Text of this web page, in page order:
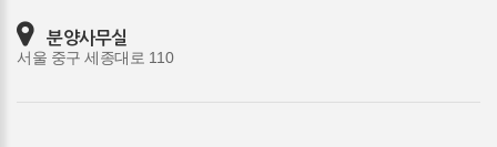
분양사무실
서울 중구 세종대로 110